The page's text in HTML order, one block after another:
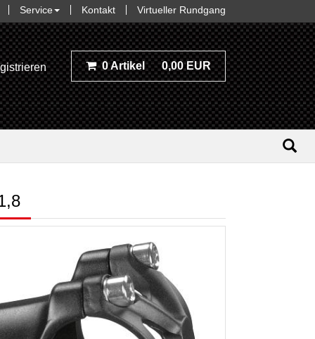
Service Kontakt Virtueller Rundgang
0 Artikel 0,00 EUR